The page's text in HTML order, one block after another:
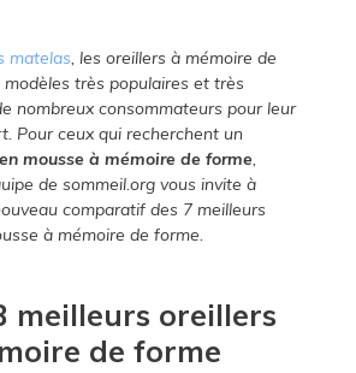
matelas, les oreillers à mémoire de
très populaires et très
nombreux consommateurs pour leur
Pour ceux qui recherchent un
mousse à mémoire de forme,
de sommeil.org vous invite à
comparatif des 7 meilleurs
à mémoire de forme.
meilleurs oreillers
de forme